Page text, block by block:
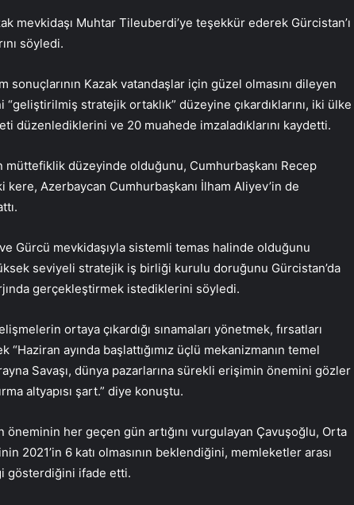
mevkidaşı Muhtar Tileuberdi’ye teşekkür ederek Gürcistan’ı
söyledi.
sonuçlarının Kazak vatandaşlar için güzel olmasını dileyen
stratejik ortaklık” düzeyine çıkardıklarını, iki ülke
düzenlediklerini ve 20 muahede imzaladıklarını kaydetti.
müttefiklik düzeyinde olduğunu, Cumhurbaşkanı Recep
kere, Azerbaycan Cumhurbaşkanı İlham Aliyev’in de
Gürcü mevkidaşıyla sistemli temas halinde olduğunu
seviyeli stratejik iş birliği kurulu doruğunu Gürcistan’da
gerçekleştirmek istediklerini söyledi.
ortaya çıkardığı sınamaları yönetmek, fırsatları
ayında başlattığımız üçlü mekanizmanın temel
Savaşı, dünya pazarlarına sürekli erişimin önemini gözler
altyapısı şart.” diye konuştu.
öneminin her geçen gün artığını vurgulayan Çavuşoğlu, Orta
2021’in 6 katı olmasının beklendiğini, memleketler arası
gösterdiğini ifade etti.